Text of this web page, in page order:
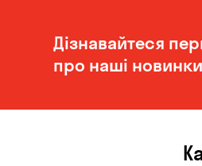
Дізнавайтеся
про наші новинки